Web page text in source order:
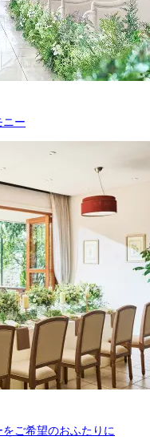
ー
ご希望のおふたりに